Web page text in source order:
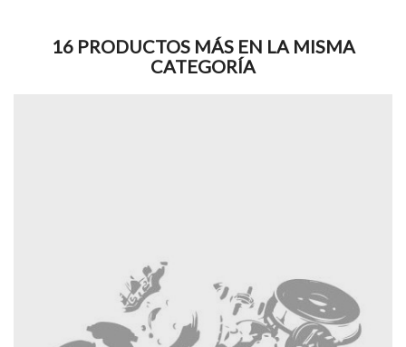
16 PRODUCTOS MÁS EN LA MISMA
CATEGORÍA